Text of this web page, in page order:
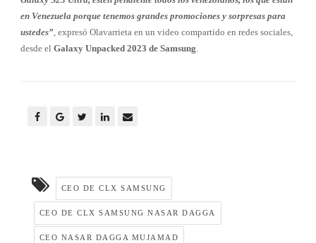
en Venezuela porque tenemos grandes promociones y sorpresas para
ustedes”, expresó Olavarrieta en un video compartido en redes sociales,
desde el Galaxy Unpacked 2023 de Samsung.
CEO DE CLX SAMSUNG
CEO DE CLX SAMSUNG NASAR DAGGA
CEO NASAR DAGGA MUJAMAD